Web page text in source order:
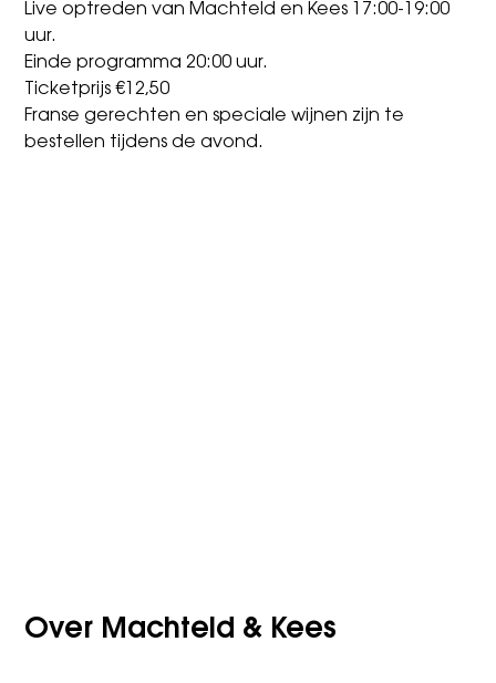
Live optreden van Machteld en Kees 17:00-19:00
uur.
Einde programma 20:00 uur.
Ticketprijs €12,50
Franse gerechten en speciale wijnen zijn te
bestellen tijdens de avond.
Over Machteld & Kees